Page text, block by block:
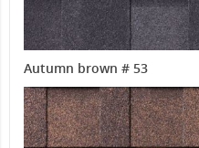
Autumn brown # 53